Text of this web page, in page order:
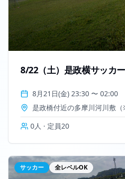
8/22（土）是政横サッカ
8月21日(金) 23:30 〜 02:00
0人 · 定員20
サッカー 全レベルOK